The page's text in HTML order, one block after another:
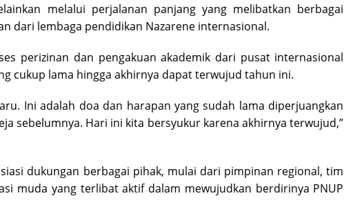
melalui perjalanan panjang yang melibatkan berbagai
dari lembaga pendidikan Nazarene internasional.
perizinan dan pengakuan akademik dari pusat internasional
cukup lama hingga akhirnya dapat terwujud tahun ini.
Ini adalah doa dan harapan yang sudah lama diperjuangkan
sebelumnya. Hari ini kita bersyukur karena akhirnya terwujud,”
dukungan berbagai pihak, mulai dari pimpinan regional, tim
muda yang terlibat aktif dalam mewujudkan berdirinya PNUP